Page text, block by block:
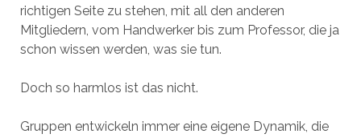
richtigen Seite zu stehen, mit all den anderen
Mitgliedern, vom Handwerker bis zum Professor, die ja
schon wissen werden, was sie tun.
Doch so harmlos ist das nicht.
Gruppen entwickeln immer eine eigene Dynamik, die